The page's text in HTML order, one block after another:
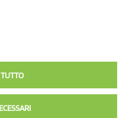
50.000,00 i.v.